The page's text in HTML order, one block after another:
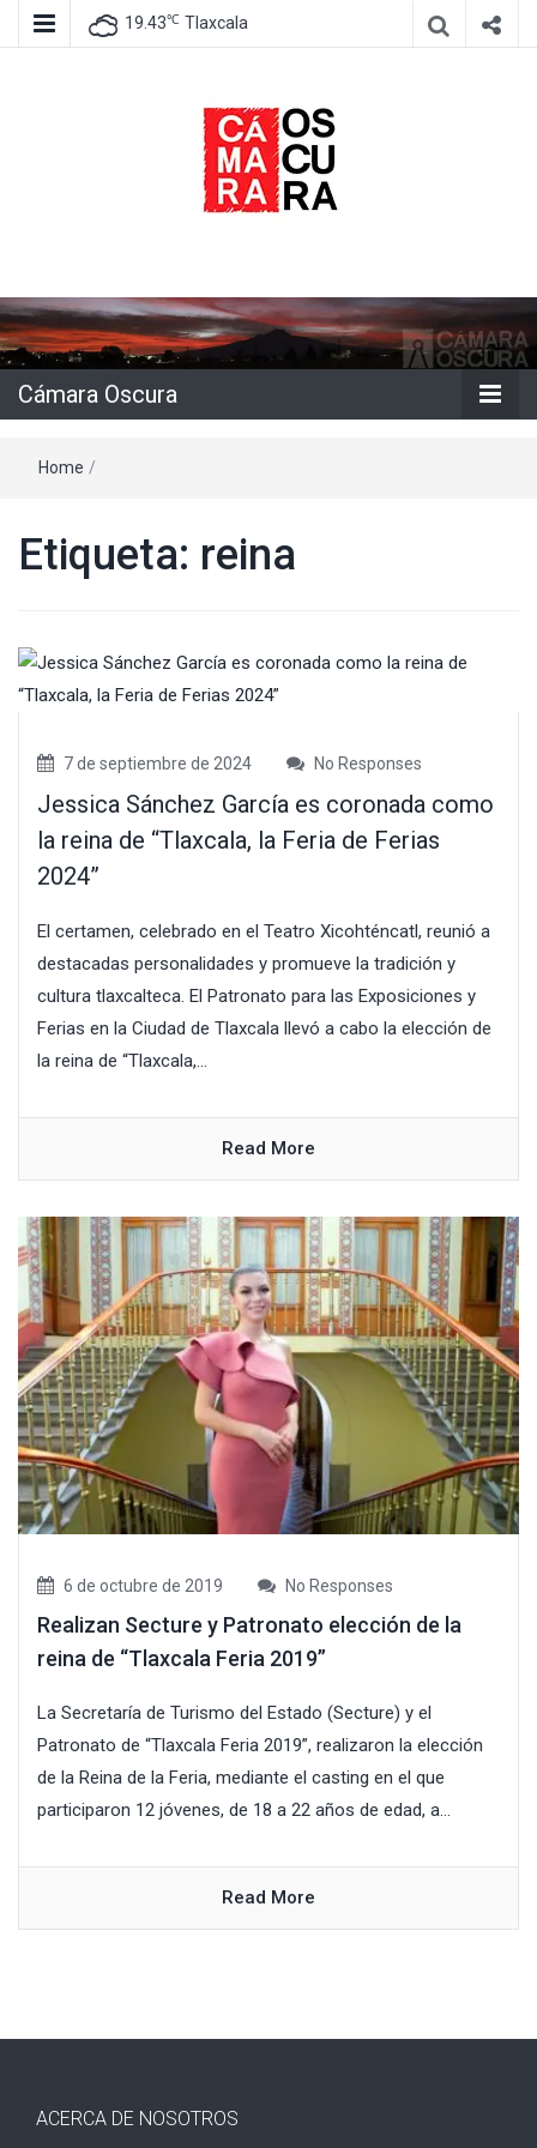
19.43℃ Tlaxcala
Cámara
Oscura
Cámara Oscura
Home /
Etiqueta: reina
7 de septiembre de 2024 No Responses
Jessica Sánchez García es coronada como
la reina de “Tlaxcala, la Feria de Ferias
2024”
El certamen, celebrado en el Teatro Xicohténcatl, reunió a
destacadas personalidades y promueve la tradición y
cultura tlaxcalteca. El Patronato para las Exposiciones y
Ferias en la Ciudad de Tlaxcala llevó a cabo la elección de
la reina de “Tlaxcala,...
Read More
6 de octubre de 2019 No Responses
Realizan Secture y Patronato elección de la
reina de “Tlaxcala Feria 2019”
La Secretaría de Turismo del Estado (Secture) y el
Patronato de “Tlaxcala Feria 2019”, realizaron la elección
de la Reina de la Feria, mediante el casting en el que
participaron 12 jóvenes, de 18 a 22 años de edad, a...
Read More
ACERCA DE NOSOTROS